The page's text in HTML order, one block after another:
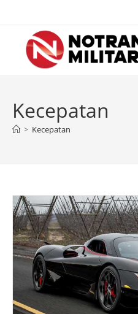
content
Kecepatan
> Kecepatan